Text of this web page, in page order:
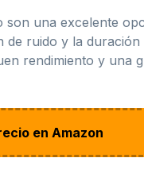
una excelente
ruido y la
rendimiento y una
en Amazon